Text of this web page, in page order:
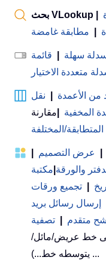
مطابقة غامضة
سهلة
قائمة
متعددة الاختيار
من الأعمدة
نقل
المخفية
مقارنة
المتطابقة/المختلفة
عرض التصميم
والورقة مكتبة
تجميع ورقات
إرسال رسائل بريد
متقدم
تصفية
خط عريض/مائل/
يتوسطه خط...) ...